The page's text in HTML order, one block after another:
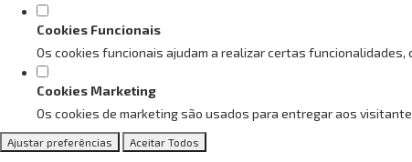
Cookies Funcionais
Os cookies funcionais ajudam a realizar certas
Cookies Marketing
Os cookies de marketing são usados para entregar aos
Ajustar preferências Aceitar Todos